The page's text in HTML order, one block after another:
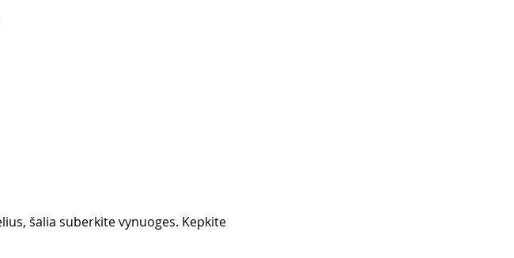
šalia suberkite vynuoges. Kepkite